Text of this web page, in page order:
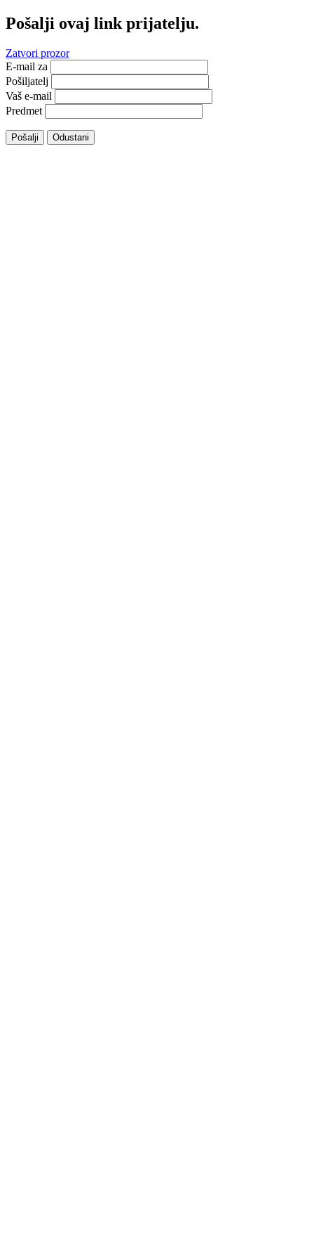
Pošalji ovaj link prijatelju.
Zatvori prozor
E-mail za
Pošiljatelj
Vaš e-mail
Predmet
Pošalji Odustani